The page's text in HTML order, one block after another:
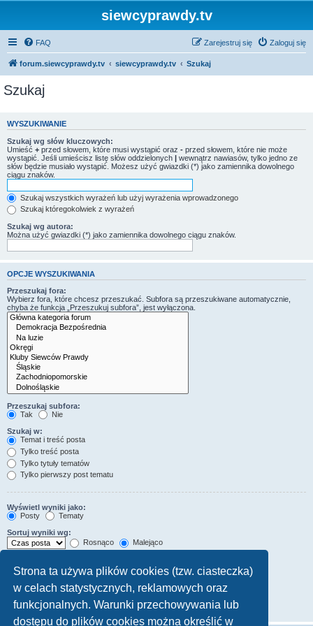
Strona ta używa plików cookies (tzw. ciasteczka)
w celach statystycznych, reklamowych oraz
funkcjonalnych. Warunki przechowywania lub
dostępu do plików cookies można określić w
siewcyprawdy.tv
FAQ Zaloguj się
Zarejestruj się
forum.siewcyprawdy.tv siewcyprawdy.tv Szukaj
Szukaj
WYSZUKIWANIE
Szukaj wg słów kluczowych:
Umieść + przed słowem, które musi wystąpić oraz - przed słowem, które nie może
wystąpić. Jeśli umieścisz listę słów oddzielonych | wewnątrz nawiasów, tylko jedno ze
słów będzie musiało wystąpić. Możesz użyć gwiazdki (*) jako zamiennika dowolnego
ciągu znaków.
Szukaj wszystkich wyrażeń lub użyj wyrażenia wprowadzonego
Szukaj któregokolwiek z wyrażeń
Szukaj wg autora:
Można użyć gwiazdki (*) jako zamiennika dowolnego ciągu znaków.
OPCJE WYSZUKIWANIA
Przeszukaj fora:
Wybierz fora, które chcesz przeszukać. Subfora są przeszukiwane automatycznie,
chyba że funkcja „Przeszukuj subfora”, jest wyłączona.
Przeszukaj subfora:
Tak
Nie
Szukaj w:
Temat i treść posta
Tylko treść posta
Tylko tytuły tematów
Tylko pierwszy post tematu
Wyświetl wyniki jako:
Posty
Tematy
Sortuj wyniki wg:
Rosnąco
Malejąco
Wyświetl pierwsze:
znaków w poście